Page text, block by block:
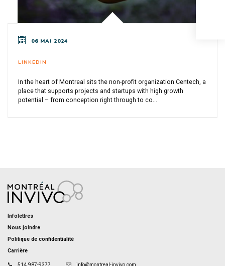
06 MAI 2024
LINKEDIN
In the heart of Montreal sits the non-profit organization Centech, a
place that supports projects and startups with high growth
potential – from conception right through to co...
Infolettres
Nous joindre
Politique de confidentialité
Carrière
514 987-9377 info@montreal-invivo.com